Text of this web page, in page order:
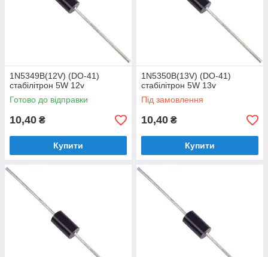
1N5349B(12V) (DO-41)
стабілітрон 5W 12v
Готово до відправки
10,40 ₴
Купити
1N5350B(13V) (DO-41)
стабілітрон 5W 13v
Під замовлення
10,40 ₴
Купити